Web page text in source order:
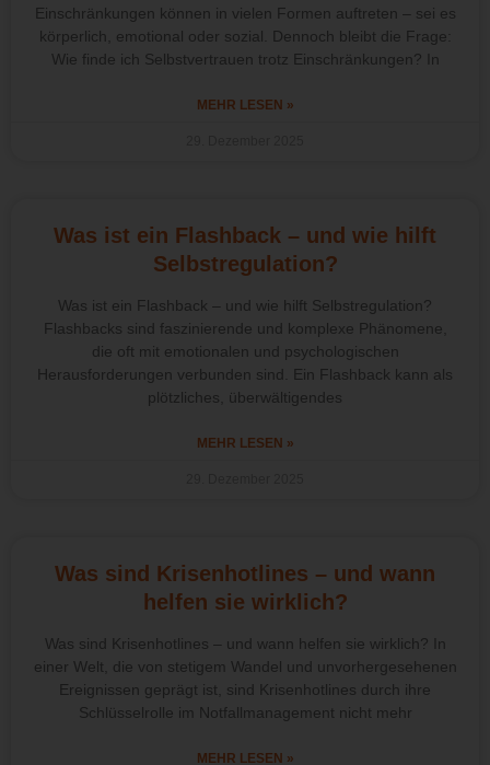
Einschränkungen können in vielen Formen auftreten – sei es
körperlich, emotional oder sozial. Dennoch bleibt die Frage:
Wie finde ich Selbstvertrauen trotz Einschränkungen? In
MEHR LESEN »
Was ist ein Flashback – und wie hilft
Selbstregulation?
Was ist ein Flashback – und wie hilft Selbstregulation?
Flashbacks sind faszinierende und komplexe Phänomene,
die oft mit emotionalen und psychologischen
Herausforderungen verbunden sind. Ein Flashback kann als
plötzliches, überwältigendes
MEHR LESEN »
Was sind Krisenhotlines – und wann
helfen sie wirklich?
Was sind Krisenhotlines – und wann helfen sie wirklich? In
einer Welt, die von stetigem Wandel und unvorhergesehenen
Ereignissen geprägt ist, sind Krisenhotlines durch ihre
Schlüsselrolle im Notfallmanagement nicht mehr
MEHR LESEN »